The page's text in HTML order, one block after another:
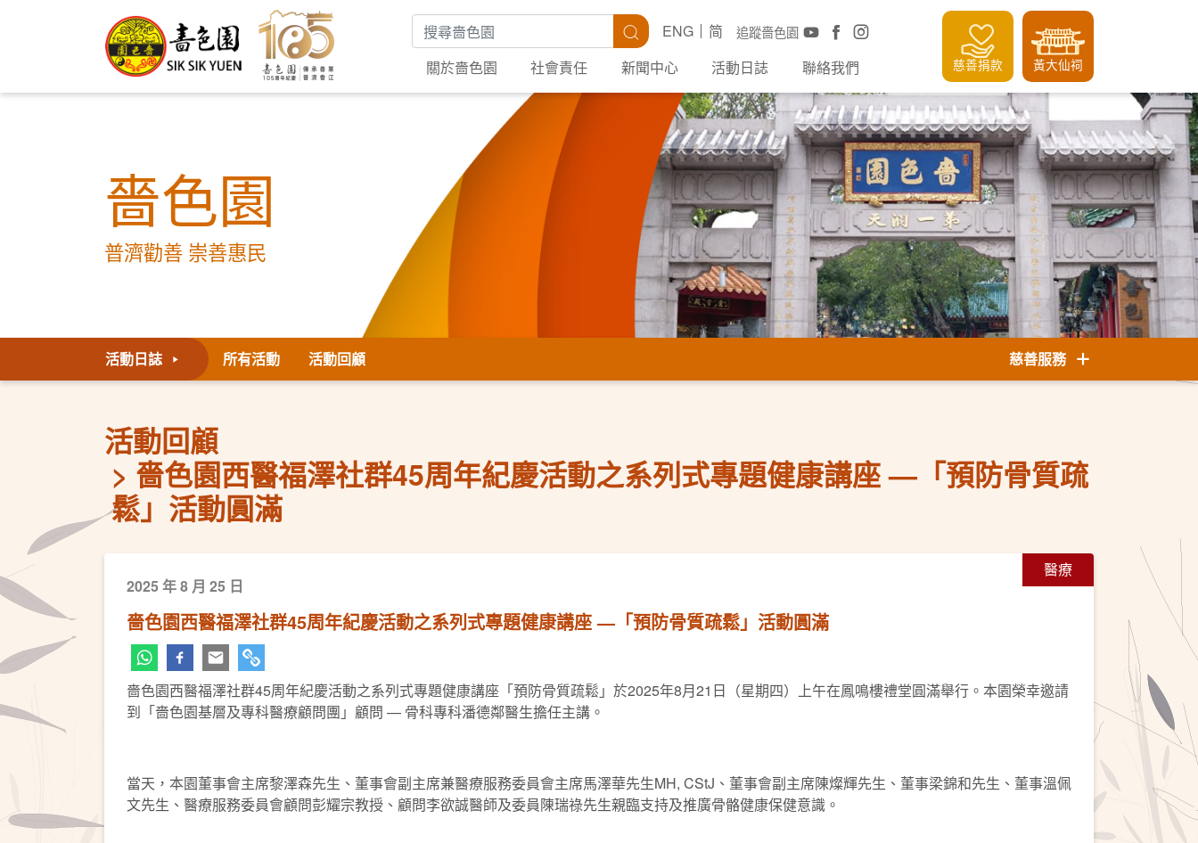
搜尋關鍵字 搜尋 追蹤嗇色園
ENG
简
關於嗇色園
社會責任 新聞中心 活動日誌 聯絡我們 慈善捐款 黃大仙祠
嗇色園
普濟勸善 崇善惠民
活動日誌 所有活動 活動回顧 慈善服務
活動回顧
嗇色園西醫福澤社群45周年紀慶活動之系列式專題健康講座 —「預防骨質疏
鬆」活動圓滿
醫療
2025 年 8 月 25 日
嗇色園西醫福澤社群45周年紀慶活動之系列式專題健康講座 —「預防骨質疏鬆」活動圓滿
嗇色園西醫福澤社群45周年紀慶活動之系列式專題健康講座「預防骨質疏鬆」於2025年8月21日（星期四）上午在鳳鳴樓禮堂圓滿舉行。本園榮幸邀請
到「嗇色園基層及專科醫療顧問團」顧問 — 骨科專科潘德鄰醫生擔任主講。
當天，本園董事會主席黎澤森先生、董事會副主席兼醫療服務委員會主席馬澤華先生MH, CStJ、董事會副主席陳燦輝先生、董事梁錦和先生、董事溫佩
文先生、醫療服務委員會顧問彭耀宗教授、顧問李欲誠醫師及委員陳瑞祿先生親臨支持及推廣骨骼健康保健意識。